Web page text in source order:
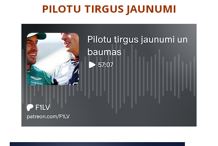
PILOTU TIRGUS JAUNUMI